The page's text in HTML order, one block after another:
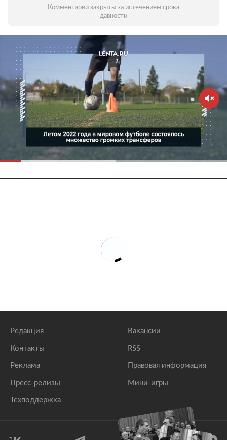
Комментарии закрыты за истечением срока
давности
Редакция
Контакты
Реклама
Пресс-релизы
Техподдержка
Вакансии
RSS
Правовая информация
Мини-игры